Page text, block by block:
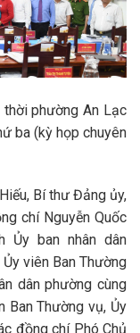
phường An Lạc
ba (kỳ họp chuyên
Bí thư Đảng ủy,
chí Nguyễn Quốc
Ủy ban nhân dân
viên Ban Thường
dân phường cùng
Ban Thường vụ, Ủy
đồng chí Phó Chủ